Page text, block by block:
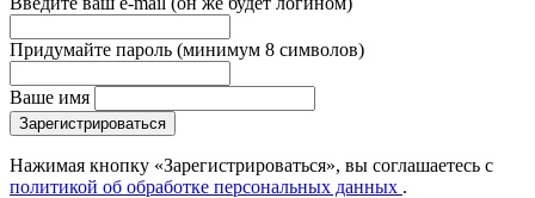
Придумайте пароль (минимум 8 символов)
Ваше имя
Зарегистрироваться
Нажимая кнопку «Зарегистрироваться», вы соглашаетесь с
политикой об обработке персональных данных .